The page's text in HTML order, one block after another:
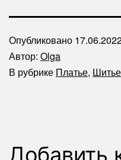
Опубликовано
Автор: Olga
В рубрике Платье, Шитье
Добавить